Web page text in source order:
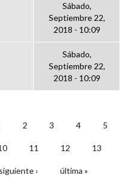
Sábado,
Septiembre 22,
2018 - 10:09
Sábado,
Septiembre 22,
2018 - 10:09
2 3 4 5
11 12 13
siguiente › última »